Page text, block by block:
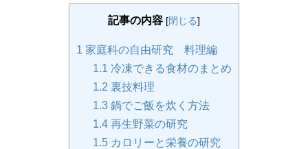
記事の内容 [閉じる]
1 家庭科の自由研究 料理編
1.1 冷凍できる食材のまとめ
1.2 裏技料理
1.3 鍋でご飯を炊く方法
1.4 再生野菜の研究
1.5 カロリーと栄養の研究